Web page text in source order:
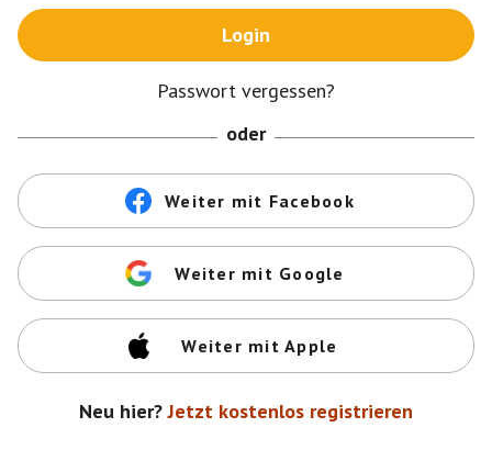
Login
Passwort vergessen?
oder
Weiter mit Facebook
Weiter mit Google
Weiter mit Apple
Neu hier? Jetzt kostenlos registrieren